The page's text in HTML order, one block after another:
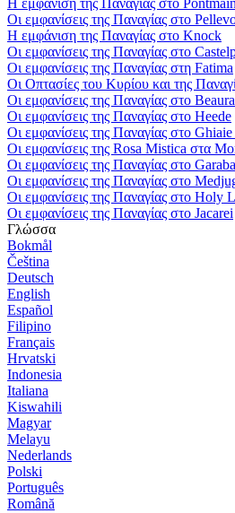
Οι εμφανίσεις της Παναγίας στο
Η εμφάνιση της Παναγίας στο Knock
Οι εμφανίσεις της Παναγίας στο
Οι εμφανίσεις της Παναγίας στη Fatima
Οι Οπτασίες του Κυρίου και της
Οι εμφανίσεις της Παναγίας στο
Οι εμφανίσεις της Παναγίας στο Heede
Οι εμφανίσεις της Παναγίας στο
Οι εμφανίσεις της Rosa Mistica στα
Οι εμφανίσεις της Παναγίας στο
Οι εμφανίσεις της Παναγίας στο
Οι εμφανίσεις της Παναγίας στο Holy
Οι εμφανίσεις της Παναγίας στο Jacarei
Γλώσσα
Bokmål
Čeština
Deutsch
English
Español
Filipino
Français
Hrvatski
Indonesia
Italiana
Kiswahili
Magyar
Melayu
Nederlands
Polski
Português
Română